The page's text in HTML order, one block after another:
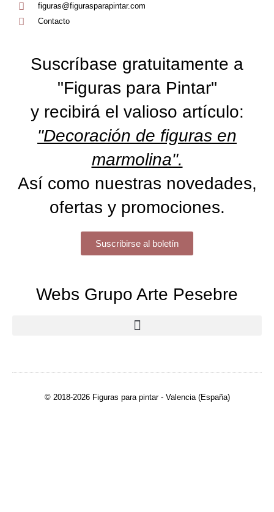
figuras@figurasparapintar.com
Contacto
Suscríbase gratuitamente a
"Figuras para Pintar"
y recibirá el valioso artículo:
"Decoración de figuras en
marmolina".
Así como nuestras novedades,
ofertas y promociones.
Suscribirse al boletín
Webs Grupo Arte Pesebre
© 2018-2026 Figuras para pintar - Valencia (España)